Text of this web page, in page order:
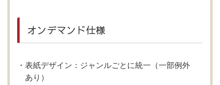
オンデマンド仕様
表紙デザイン：ジャンルごとに統一（一部例外
あり）